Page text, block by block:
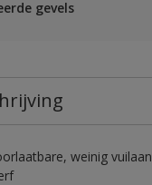
gevels
weinig